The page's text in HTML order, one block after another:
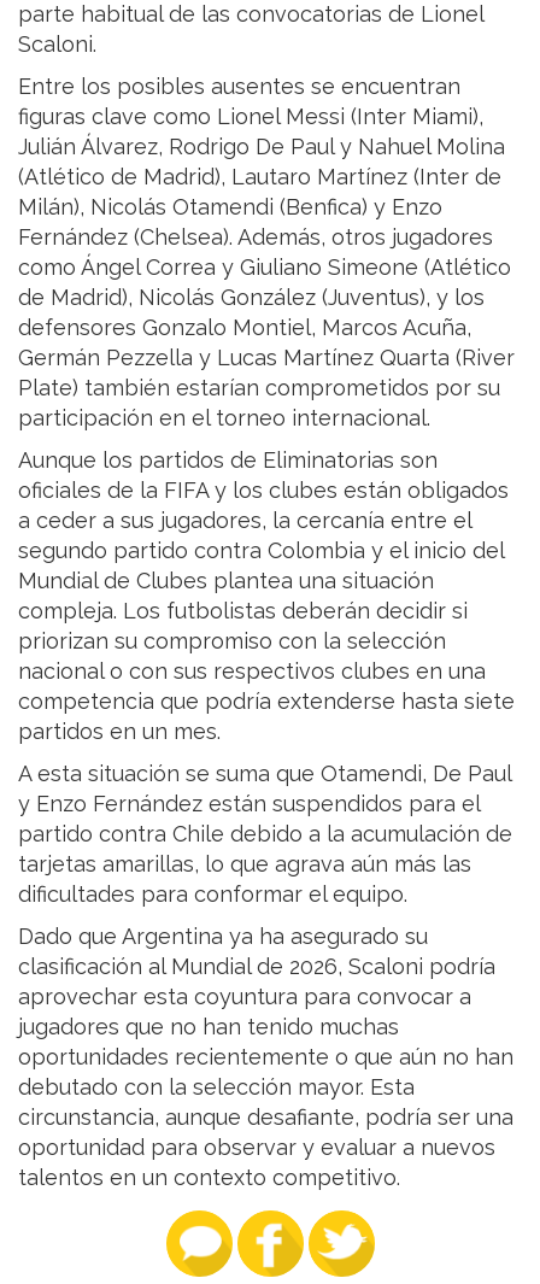
parte habitual de las convocatorias de Lionel
Scaloni.
Entre los posibles ausentes se encuentran
figuras clave como Lionel Messi (Inter Miami),
Julián Álvarez, Rodrigo De Paul y Nahuel Molina
(Atlético de Madrid), Lautaro Martínez (Inter de
Milán), Nicolás Otamendi (Benfica) y Enzo
Fernández (Chelsea). Además, otros jugadores
como Ángel Correa y Giuliano Simeone (Atlético
de Madrid), Nicolás González (Juventus), y los
defensores Gonzalo Montiel, Marcos Acuña,
Germán Pezzella y Lucas Martínez Quarta (River
Plate) también estarían comprometidos por su
participación en el torneo internacional.
Aunque los partidos de Eliminatorias son
oficiales de la FIFA y los clubes están obligados
a ceder a sus jugadores, la cercanía entre el
segundo partido contra Colombia y el inicio del
Mundial de Clubes plantea una situación
compleja. Los futbolistas deberán decidir si
priorizan su compromiso con la selección
nacional o con sus respectivos clubes en una
competencia que podría extenderse hasta siete
partidos en un mes.
A esta situación se suma que Otamendi, De Paul
y Enzo Fernández están suspendidos para el
partido contra Chile debido a la acumulación de
tarjetas amarillas, lo que agrava aún más las
dificultades para conformar el equipo.
Dado que Argentina ya ha asegurado su
clasificación al Mundial de 2026, Scaloni podría
aprovechar esta coyuntura para convocar a
jugadores que no han tenido muchas
oportunidades recientemente o que aún no han
debutado con la selección mayor. Esta
circunstancia, aunque desafiante, podría ser una
oportunidad para observar y evaluar a nuevos
talentos en un contexto competitivo.